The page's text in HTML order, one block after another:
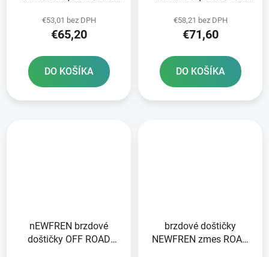
€53,01 bez DPH
€65,20
DO KOŠÍKA
€58,21 bez DPH
€71,60
DO KOŠÍKA
nEWFREN brzdové
doštičky OFF ROAD
brzdové doštičky
NEWFREN zmes ROAD